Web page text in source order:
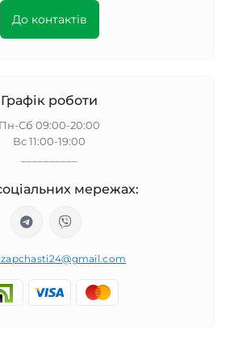
До контактів
Графік роботи
Пн-Сб 09:00-20:00
Вс 11:00-19:00
мережах: